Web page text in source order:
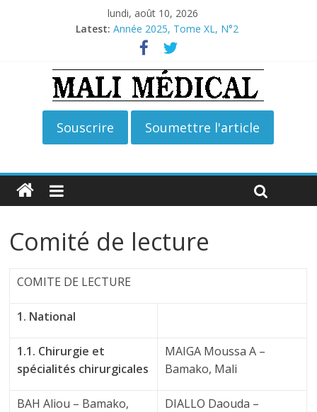
lundi, août 10, 2026
Latest: Année 2025, Tome XL, N°2
Année 2026, Tome XLI, N°2
Année 2026, Tome XLI, N°1
Année 2025, Tome XL, N°4
Année 2025, Tome XL, N°3
Comité de lecture
COMITE DE LECTURE
1. National
1.1. Chirurgie et
spécialités chirurgicales
MAIGA Moussa A –
Bamako, Mali
BAH Aliou – Bamako,
DIALLO Daouda –